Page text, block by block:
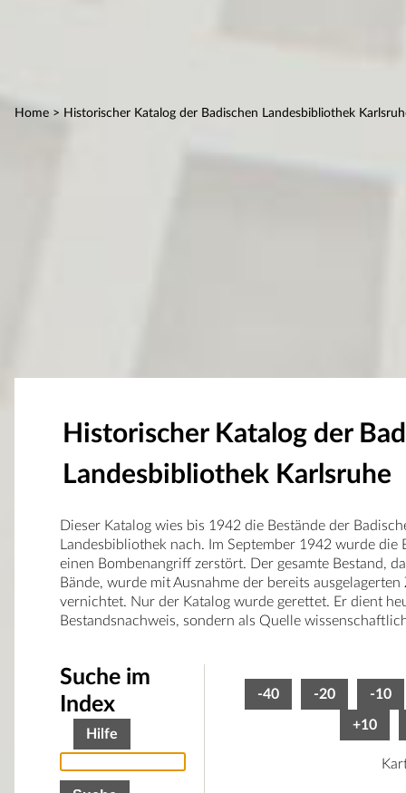
Home > Historischer Katalog der Badischen Landesbibliothek
Historischer Katalog der
Landesbibliothek Karlsruhe
Dieser Katalog wies bis 1942 die Bestände der
Landesbibliothek nach. Im September 1942 wurde
einen Bombenangriff zerstört. Der gesamte Bestand,
Bände, wurde mit Ausnahme der bereits ausgelagerten
vernichtet. Nur der Katalog wurde gerettet. Er dient
Bestandsnachweis, sondern als Quelle
-40 -20 -10
+10
Suche im
Index
Hilfe